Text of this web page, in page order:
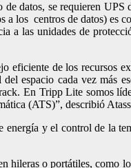
datos, se requieren
los centros de datos) es
las unidades de
de los recursos
espacio cada vez más
En Tripp Lite somos
(ATS)”, describió
y el control de la
hileras o portátiles,